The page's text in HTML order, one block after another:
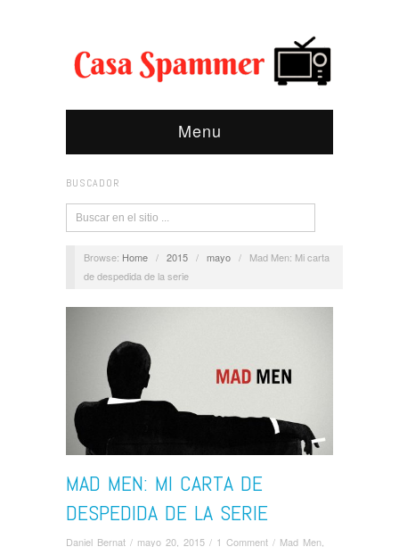
Menu
BUSCADOR
Browse: Home / 2015 / mayo /
Mad Men: Mi carta
de despedida de la serie
MAD MEN: MI CARTA DE
DESPEDIDA DE LA SERIE
Daniel Bernat / mayo 20, 2015 / 1 Comment / Mad Men